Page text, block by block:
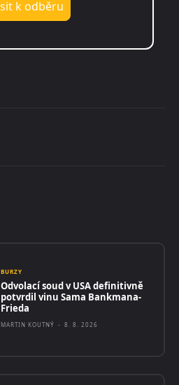
BURZY
Odvolací soud v USA definitivně
potvrdil vinu Sama Bankmana-
Frieda
MARTIN KOUTNÝ - 8. 8. 2026